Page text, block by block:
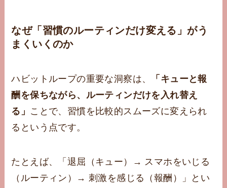
なぜ「習慣のルーティンだけ変える」がう
まくいくのか
ハビットループの重要な洞察は、
「キューと報
酬を保ちながら、ルーティンだけを入れ替え
る」 ことで、習慣を比較的スムーズに変えられ
るという点です。
たとえば、「退屈（キュー）→ スマホをいじる
（ルーティン）→ 刺激を感じる（報酬）」とい